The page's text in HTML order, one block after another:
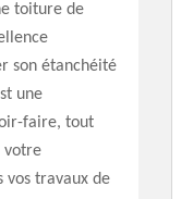
toiture de
son étanchéité
une
faire, tout
votre
vos travaux de